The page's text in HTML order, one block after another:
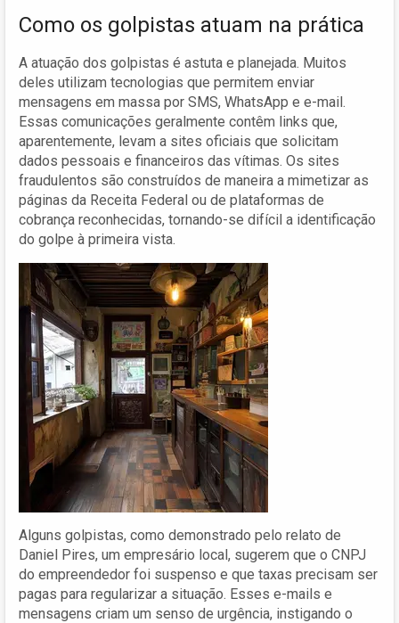
Como os golpistas atuam na prática
A atuação dos golpistas é astuta e planejada. Muitos
deles utilizam tecnologias que permitem enviar
mensagens em massa por SMS, WhatsApp e e-mail.
Essas comunicações geralmente contêm links que,
aparentemente, levam a sites oficiais que solicitam
dados pessoais e financeiros das vítimas. Os sites
fraudulentos são construídos de maneira a mimetizar as
páginas da Receita Federal ou de plataformas de
cobrança reconhecidas, tornando-se difícil a identificação
do golpe à primeira vista.
Alguns golpistas, como demonstrado pelo relato de
Daniel Pires, um empresário local, sugerem que o CNPJ
do empreendedor foi suspenso e que taxas precisam ser
pagas para regularizar a situação. Esses e-mails e
mensagens criam um senso de urgência, instigando o